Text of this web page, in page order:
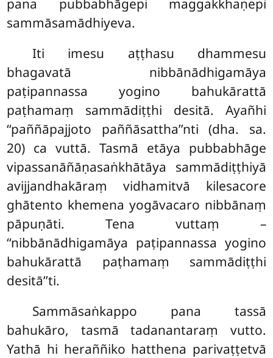
pana pubbabhāgepi maggakkhaṇepi
sammāsamādhiyeva.
Iti imesu aṭṭhasu dhammesu
bhagavatā nibbānādhigamāya
paṭipannassa yogino bahukārattā
paṭhamaṃ sammādiṭṭhi desitā. Ayañhi
‘‘paññāpajjoto paññāsattha’’nti (dha. sa.
20) ca vuttā. Tasmā etāya pubbabhāge
vipassanāñāṇasaṅkhātāya sammādiṭṭhiyā
avijjandhakāraṃ vidhamitvā kilesacore
ghātento khemena yogāvacaro nibbānaṃ
pāpuṇāti. Tena vuttaṃ –
‘‘nibbānādhigamāya paṭipannassa yogino
bahukārattā paṭhamaṃ sammādiṭṭhi
desitā’’ti.
Sammāsaṅkappo pana tassā
bahukāro, tasmā tadanantaraṃ vutto.
Yathā hi heraññiko hatthena parivaṭṭetvā